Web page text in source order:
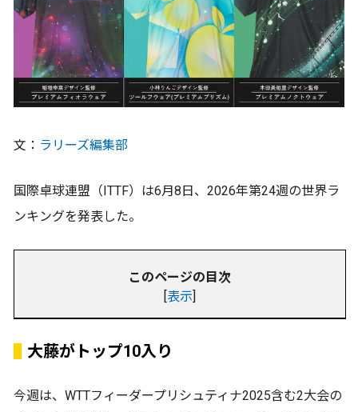
文： ラリーズ編集部
国際卓球連盟（ITTF）は6月8日、2026年第24週の世界ラ
ンキングを発表した。
このページの目次
[表示]
大藤がトップ10入り
今週は、WTTフィーダープリシュティナ2025含む2大会の